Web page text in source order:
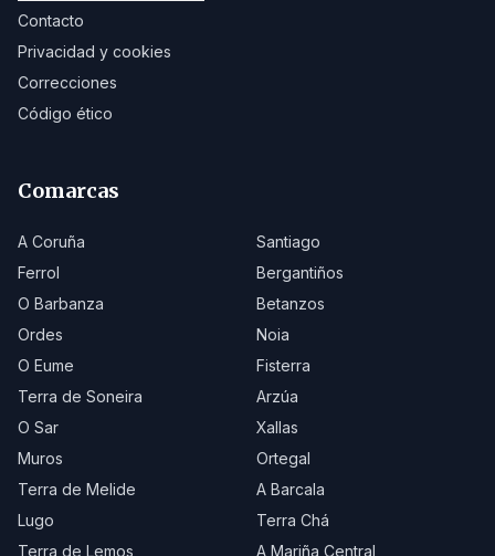
Contacto
Privacidad y cookies
Correcciones
Código ético
Comarcas
A Coruña
Santiago
Ferrol
Bergantiños
O Barbanza
Betanzos
Ordes
Noia
O Eume
Fisterra
Terra de Soneira
Arzúa
O Sar
Xallas
Muros
Ortegal
Terra de Melide
A Barcala
Lugo
Terra Chá
Terra de Lemos
A Mariña Central